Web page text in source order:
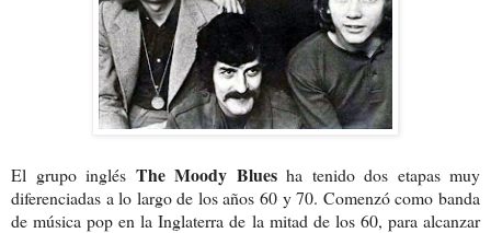
El grupo inglés The Moody Bluesha tenido dos etapas muy
diferenciadas a lo largo de los años 60 y 70. Comenzó como banda
de música pop en la Inglaterra de la mitad de los 60, para alcanzar